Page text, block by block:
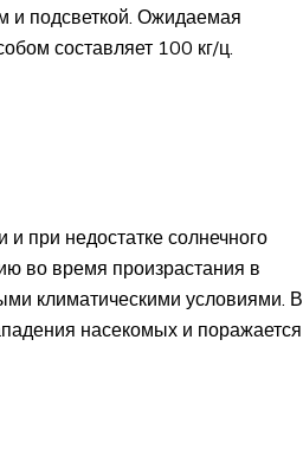
и подсветкой. Ожидаемая
составляет 100 кг/ц.
при недостатке солнечного
во время произрастания в
климатическими условиями. В
насекомых и поражается